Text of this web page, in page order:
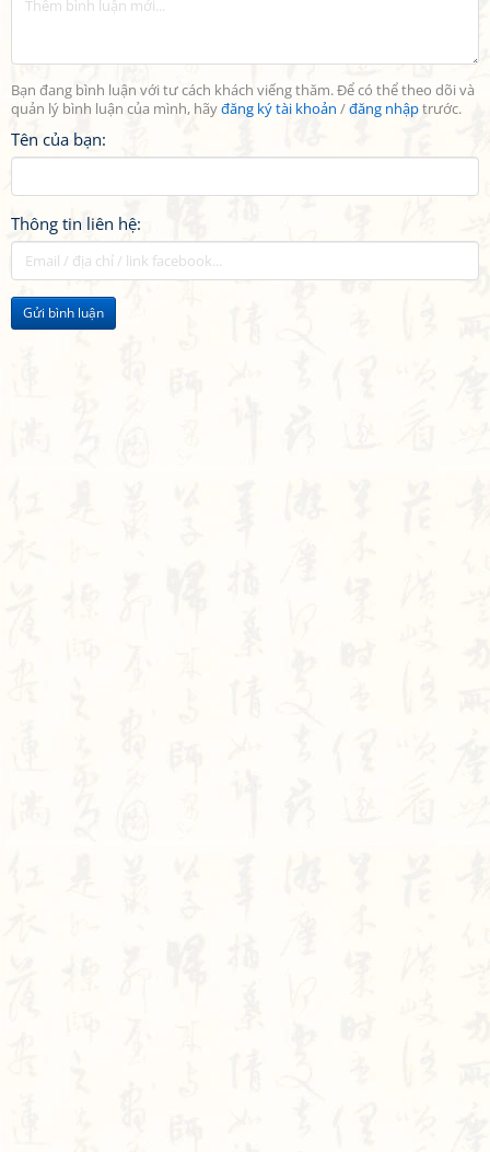
Bạn đang bình luận với tư cách khách viếng thăm. Để có thể theo dõi và
quản lý bình luận của mình, hãyđăng ký tài khoản /đăng nhậptrước.
Tên của bạn:
Thông tin liên hệ:
Gửi bình luận